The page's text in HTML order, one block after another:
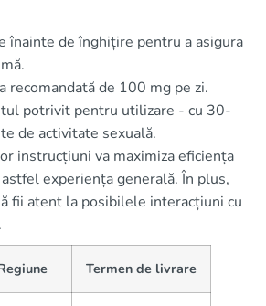
înainte de înghițire pentru a asigura
recomandată de 100 mg pe zi.
potrivit pentru utilizare - cu 30-
de activitate sexuală.
instrucțiuni va maximiza eficiența
experiența generală. În plus,
fii atent la posibilele interacțiuni cu
Termen de livrare